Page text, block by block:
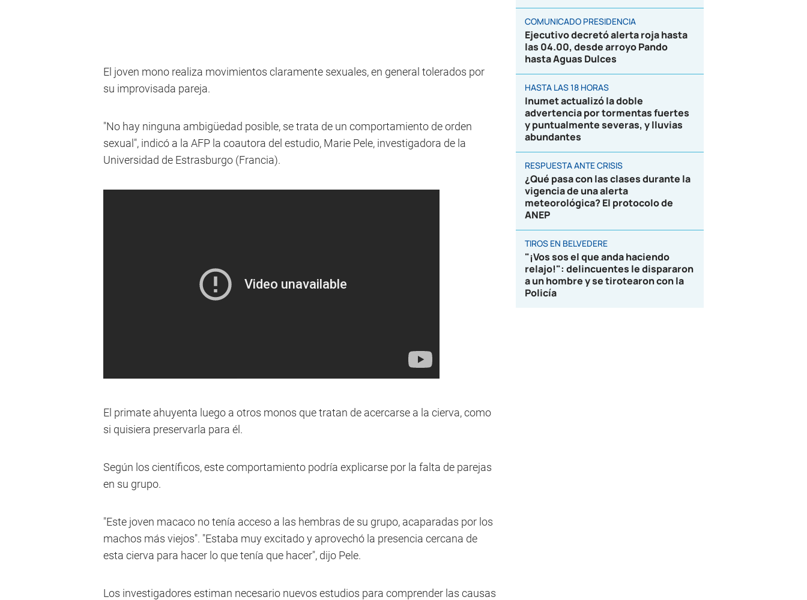
El joven mono realiza movimientos claramente sexuales, en general tolerados por
su improvisada pareja.
"No hay ninguna ambigüedad posible, se trata de un comportamiento de orden
sexual", indicó a la AFP la coautora del estudio, Marie Pele, investigadora de la
Universidad de Estrasburgo (Francia).
El primate ahuyenta luego a otros monos que tratan de acercarse a la cierva, como
si quisiera preservarla para él.
Según los científicos, este comportamiento podría explicarse por la falta de parejas
en su grupo.
"Este joven macaco no tenía acceso a las hembras de su grupo, acaparadas por los
machos más viejos". "Estaba muy excitado y aprovechó la presencia cercana de
esta cierva para hacer lo que tenía que hacer", dijo Pele.
Los investigadores estiman necesario nuevos estudios para comprender las causas
COMUNICADO PRESIDENCIA
Ejecutivo decretó alerta roja hasta
las 04.00, desde arroyo Pando
hasta Aguas Dulces
HASTA LAS 18 HORAS
Inumet actualizó la doble
advertencia por tormentas fuertes
y puntualmente severas, y lluvias
abundantes
RESPUESTA ANTE CRISIS
¿Qué pasa con las clases durante la
vigencia de una alerta
meteorológica? El protocolo de
ANEP
TIROS EN BELVEDERE
"¡Vos sos el que anda haciendo
relajo!": delincuentes le dispararon
a un hombre y se tirotearon con la
Policía